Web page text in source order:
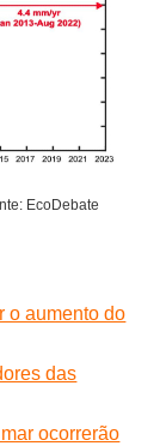
EcoDebate
o aumento do
das
ocorrerão